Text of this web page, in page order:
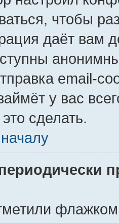
чтобы
даёт вам
email-
у вас
сделать.